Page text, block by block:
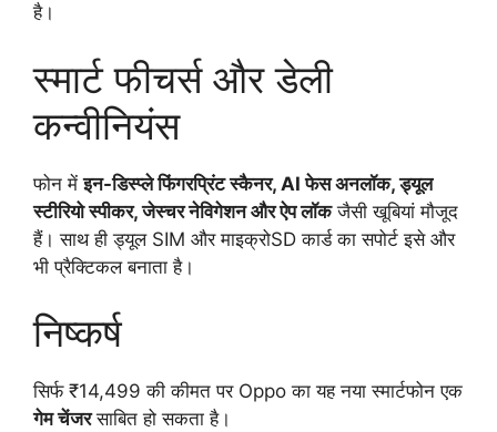
है।
स्मार्ट फीचर्स और डेली
कन्वीनियंस
फोन मेंइन-डिस्प्ले फिंगरप्रिंट स्कैनर, AI फेस अनलॉक, ड्यूल
स्टीरियो स्पीकर, जेस्चर नेविगेशन और ऐप लॉकजैसी खूबियां मौजूद
हैं। साथ ही ड्यूल SIM और माइक्रोSD कार्ड का सपोर्ट इसे और
भी प्रैक्टिकल बनाता है।
निष्कर्ष
सिर्फ ₹14,499 की कीमत पर Oppo का यह नया स्मार्टफोन एक
गेम चेंजरसाबित हो सकता है।